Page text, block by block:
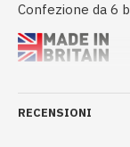
Confezione da 6
RECENSIONI